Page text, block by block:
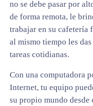
no se debe pasar por
de forma remota, le
trabajar en su cafetería
al mismo tiempo les
tareas cotidianas.
Con una computadora
Internet, tu equipo
su propio mundo desde